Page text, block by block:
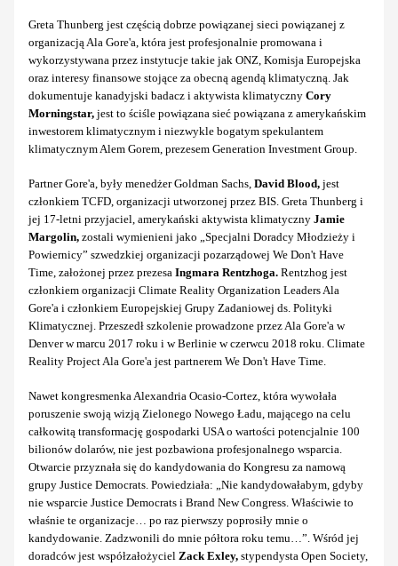
Greta Thunberg jest częścią dobrze powiązanej sieci powiązanej z
organizacją Ala Gore'a, która jest profesjonalnie promowana i
wykorzystywana przez instytucje takie jak ONZ, Komisja Europejska
oraz interesy finansowe stojące za obecną agendą klimatyczną. Jak
dokumentuje kanadyjski badacz i aktywista klimatyczny Cory
Morningstar, jest to ściśle powiązana sieć powiązana z amerykańskim
inwestorem klimatycznym i niezwykle bogatym spekulantem
klimatycznym Alem Gorem, prezesem Generation Investment Group.
Partner Gore'a, były menedżer Goldman Sachs, David Blood, jest
członkiem TCFD, organizacji utworzonej przez BIS. Greta Thunberg i
jej 17-letni przyjaciel, amerykański aktywista klimatyczny Jamie
Margolin, zostali wymienieni jako „Specjalni Doradcy Młodzieży i
Powiernicy” szwedzkiej organizacji pozarządowej We Don't Have
Time, założonej przez prezesa Ingmara Rentzhoga. Rentzhog jest
członkiem organizacji Climate Reality Organization Leaders Ala
Gore'a i członkiem Europejskiej Grupy Zadaniowej ds. Polityki
Klimatycznej. Przeszedł szkolenie prowadzone przez Ala Gore'a w
Denver w marcu 2017 roku i w Berlinie w czerwcu 2018 roku. Climate
Reality Project Ala Gore'a jest partnerem We Don't Have Time.
Nawet kongresmenka Alexandria Ocasio-Cortez, która wywołała
poruszenie swoją wizją Zielonego Nowego Ładu, mającego na celu
całkowitą transformację gospodarki USA o wartości potencjalnie 100
bilionów dolarów, nie jest pozbawiona profesjonalnego wsparcia.
Otwarcie przyznała się do kandydowania do Kongresu za namową
grupy Justice Democrats. Powiedziała: „Nie kandydowałabym, gdyby
nie wsparcie Justice Democrats i Brand New Congress. Właściwie to
właśnie te organizacje… po raz pierwszy poprosiły mnie o
kandydowanie. Zadzwonili do mnie półtora roku temu…”. Wśród jej
doradców jest współzałożyciel Zack Exley, stypendysta Open Society,